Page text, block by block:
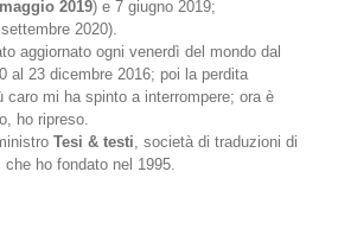
2019) e 7 giugno 2019;
2020).
aggiornato ogni venerdì del mondo dal
al 23 dicembre 2016; poi la perdita
caro mi ha spinto a interrompere; ora è
ho ripreso.
Tesi & testi, società di traduzioni di
che ho fondato nel 1995.